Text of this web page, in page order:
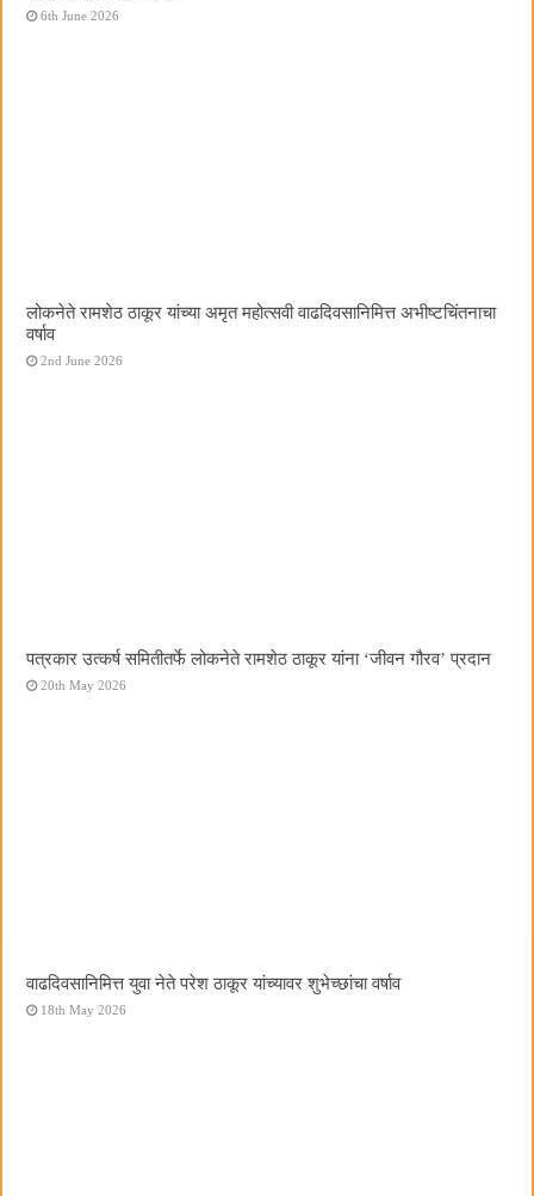
6th June 2026
लोकनेते रामशेठ ठाकूर यांच्या अमृत महोत्सवी वाढदिवसानिमित्त अभीष्टचिंतनाचा
वर्षाव
2nd June 2026
पत्रकार उत्कर्ष समितीतर्फे लोकनेते रामशेठ ठाकूर यांना ‌‘जीवन गौरव‌’ प्रदान
20th May 2026
वाढदिवसानिमित्त युवा नेते परेश ठाकूर यांच्यावर शुभेच्छांचा वर्षाव
18th May 2026